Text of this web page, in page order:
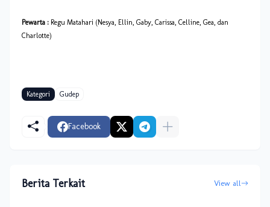
Pewarta : Regu Matahari (Nesya, Ellin, Gaby, Carissa, Celline, Gea, dan
Charlotte)
Kategori Gudep
Facebook
Berita Terkait View all